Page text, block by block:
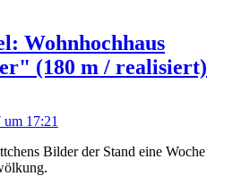
Wohnhochhaus
(180 m / realisiert)
17:21
Bilder der Stand eine Woche